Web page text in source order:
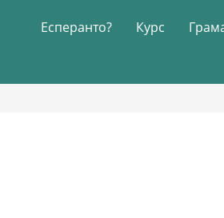
Есперанто? Курс